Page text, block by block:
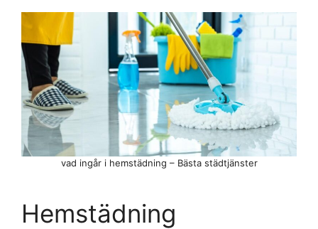
vad ingår i hemstädning – Bästa städtjänster
Hemstädning